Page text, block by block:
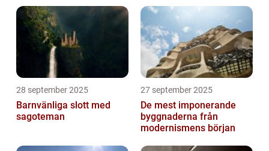
28 september 2025
Barnvänliga slott med
sagoteman
27 september 2025
De mest imponerande
byggnaderna från
modernismens början